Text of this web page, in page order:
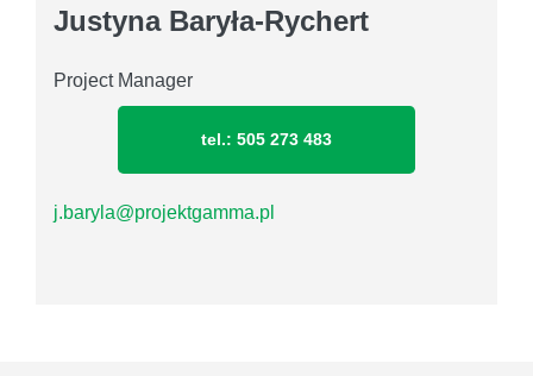
Justyna Baryła-Rychert
Project Manager
tel.: 505 273 483
j.baryla@projektgamma.pl